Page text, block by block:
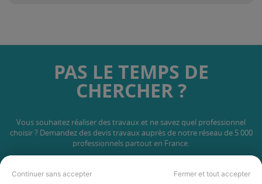
Continuer sans accepter Fermer et tout accepter
PAS LE TEMPS DE
CHERCHER ?
Vous souhaitez réaliser des travaux et ne savez quel professionnel
choisir ? Demandez des devis travaux auprès de notre réseau de 5 000
professionnels partout en France.